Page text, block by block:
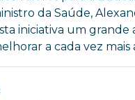
da Saúde,
iniciativa um grande
a cada vez mais